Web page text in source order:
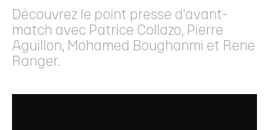
Découvrez le point presse d'avant-
match avec Patrice Collazo, Pierre
Aguillon, Mohamed Boughanmi et Rene
Ranger.